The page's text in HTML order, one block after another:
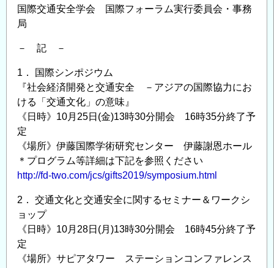
国際交通安全学会 国際フォーラム実行委員会・事務
局
－ 記 －
1． 国際シンポジウム
『社会経済開発と交通安全 －アジアの国際協力にお
ける「交通文化」の意味』
《日時》10月25日(金)13時30分開会 16時35分終了予
定
《場所》伊藤国際学術研究センター 伊藤謝恩ホール
＊プログラム等詳細は下記を参照ください
http://fd-two.com/jcs/gifts2019/symposium.html
2． 交通文化と交通安全に関するセミナー＆ワークシ
ョップ
《日時》10月28日(月)13時30分開会 16時45分終了予
定
《場所》サピアタワー ステーションコンファレンス